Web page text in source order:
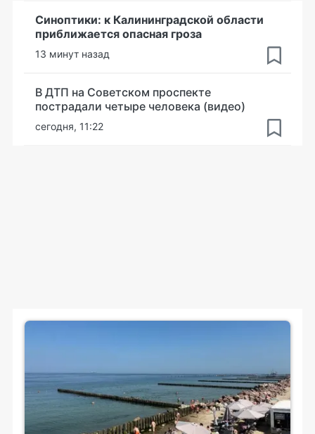
Синоптики: к Калининградской области
приближается опасная гроза
13 минут назад
В ДТП на Советском проспекте
пострадали четыре человека (видео)
сегодня, 11:22